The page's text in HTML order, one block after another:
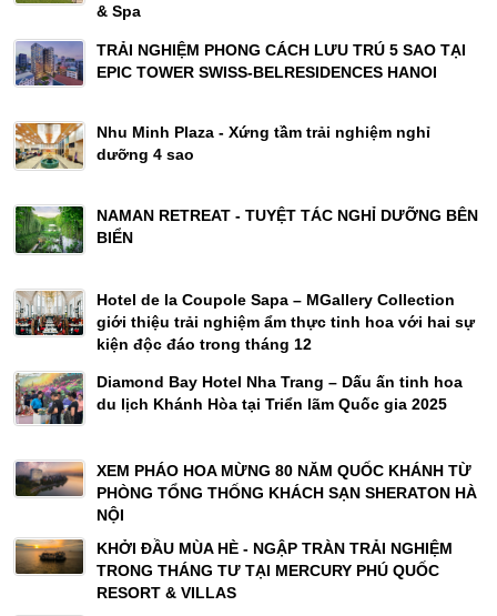
& Spa
TRẢI NGHIỆM PHONG CÁCH LƯU TRÚ 5 SAO TẠI
EPIC TOWER SWISS-BELRESIDENCES HANOI
Nhu Minh Plaza - Xứng tầm trải nghiệm nghỉ
dưỡng 4 sao
NAMAN RETREAT - TUYỆT TÁC NGHỈ DƯỠNG BÊN
BIỂN
Hotel de la Coupole Sapa – MGallery Collection
giới thiệu trải nghiệm ẩm thực tinh hoa với hai sự
kiện độc đáo trong tháng 12
Diamond Bay Hotel Nha Trang – Dấu ấn tinh hoa
du lịch Khánh Hòa tại Triển lãm Quốc gia 2025
XEM PHÁO HOA MỪNG 80 NĂM QUỐC KHÁNH TỪ
PHÒNG TỔNG THỐNG KHÁCH SẠN SHERATON HÀ
NỘI
KHỞI ĐẦU MÙA HÈ - NGẬP TRÀN TRẢI NGHIỆM
TRONG THÁNG TƯ TẠI MERCURY PHÚ QUỐC
RESORT & VILLAS